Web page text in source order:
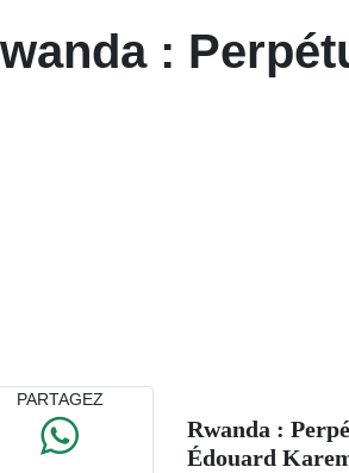
:
Rwanda :
Édouard
PARTAGEZ